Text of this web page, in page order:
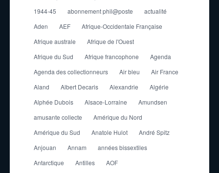
1944-45
abonnement phil@poste
actualité
Aden
AEF
Afrique-Occidentale Française
Afrique australe
Afrique de l'Ouest
Afrique du Sud
Afrique francophone
Agenda
Agenda des collectionneurs
Air bleu
Air France
Aland
Albert Decaris Alexandrie
Algérie
Alphée Dubois
Alsace-Lorraine
Amundsen
amusante collecte
Amérique du Nord
Amérique du Sud
Anatole Hulot
André Spitz
Anjouan
Annam
années bissextiles
Antarctique
Antilles
AOF